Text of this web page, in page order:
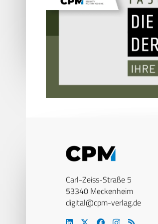
Carl-Zeiss-Straße 5
53340 Meckenheim
digital@cpm-verlag.de